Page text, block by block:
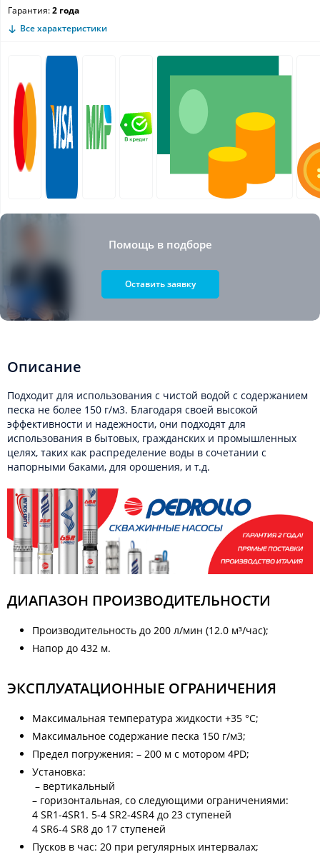
Гарантия:2 года
Все характеристики
Помощь в подборе
Оставить заявку
Описание
Подходит для использования с чистой водой с содержанием
песка не более 150 г/м3. Благодаря своей высокой
эффективности и надежности, они подходят для
использования в бытовых, гражданских и промышленных
целях, таких как распределение воды в сочетании с
напорными баками, для орошения, и т.д.
ДИАПАЗОН ПРОИЗВОДИТЕЛЬНОСТИ
Производительность до 200 л/мин (12.0 м³/час);
Напор до 432 м.
ЭКСПЛУАТАЦИОННЫЕ ОГРАНИЧЕНИЯ
Максимальная температура жидкости +35 °C;
Максимальное содержание песка 150 г/м3;
Предел погружения: – 200 м с мотором 4PD;
Установка:
– вертикальный
– горизонтальная, со следующими ограничениями:
4 SR1-4SR1. 5-4 SR2-4SR4 до 23 ступеней
4 SR6-4 SR8 до 17 ступеней
Пусков в час: 20 при регулярных интервалах;